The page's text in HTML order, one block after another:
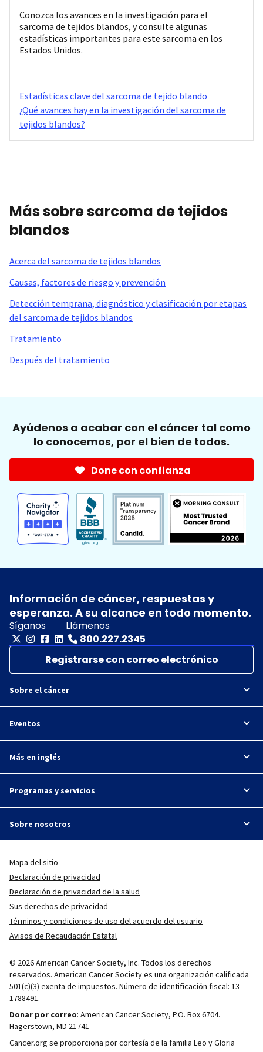
Conozca los avances en la investigación para el
sarcoma de tejidos blandos, y consulte algunas
estadísticas importantes para este sarcoma en los
Estados Unidos.
Estadísticas clave del sarcoma de tejido blando
¿Qué avances hay en la investigación del sarcoma de
tejidos blandos?
Más sobre sarcoma de tejidos
blandos
Acerca del sarcoma de tejidos blandos
Causas, factores de riesgo y prevención
Detección temprana, diagnóstico y clasificación por etapas
del sarcoma de tejidos blandos
Tratamiento
Después del tratamiento
Ayúdenos a acabar con el cáncer tal como
lo conocemos, por el bien de todos.
Done con confianza
Información de cáncer, respuestas y
esperanza. A su alcance en todo momento.
Síganos
Llámenos
800.227.2345
Registrarse con correo electrónico
Sobre el cáncer
Eventos
Más en inglés
Programas y servicios
Sobre nosotros
Mapa del sitio
Declaración de privacidad
Declaración de privacidad de la salud
Sus derechos de privacidad
Términos y condiciones de uso del acuerdo del usuario
Avisos de Recaudación Estatal
© 2026 American Cancer Society, Inc. Todos los derechos
reservados. American Cancer Society es una organización calificada
501(c)(3) exenta de impuestos. Número de identificación fiscal: 13-
1788491.
Donar por correo: American Cancer Society, P.O. Box 6704.
Hagerstown, MD 21741
Cancer.org se proporciona por cortesía de la familia Leo y Gloria